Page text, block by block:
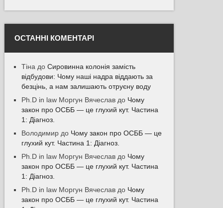
ОСТАННІ КОМЕНТАРІ
Тіна до Сировинна колонія замість
відбудови: Чому наші надра віддають за
безцінь, а нам залишають отруєну воду
Ph.D in law Моргун Вячеславдо Чому
закон про ОСББ — це глухий кут. Частина
1: Діагноз.
Володимирдо Чому закон про ОСББ — це
глухий кут. Частина 1: Діагноз.
Ph.D in law Моргун Вячеславдо Чому
закон про ОСББ — це глухий кут. Частина
1: Діагноз.
Ph.D in law Моргун Вячеславдо Чому
закон про ОСББ — це глухий кут. Частина